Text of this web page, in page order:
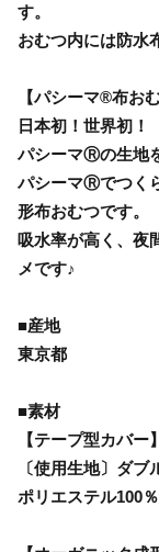
す。
おむつ内には防水
【パシーマ®布おむ
日本初！世界初！
パシーマⓇの生地
パシーマⓇでつく
形布おむつです。
吸水率が高く、夜
メです♪
■産地
東京都
■素材
【テープ型カバー】
〔使用生地〕ダブ
ポリエステル100